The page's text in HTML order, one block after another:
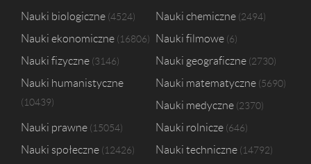
Nauki biologiczne 4524 Nauki chemiczne 2494
Nauki ekonomiczne 16806 Nauki filmowe 6
Nauki fizyczne 3146 Nauki geograficzne 2730
Nauki humanistyczne
10439
Nauki matematyczne 5690
Nauki medyczne 2370
Nauki prawne 15054 Nauki rolnicze 646
Nauki społeczne 12426 Nauki techniczne 14792